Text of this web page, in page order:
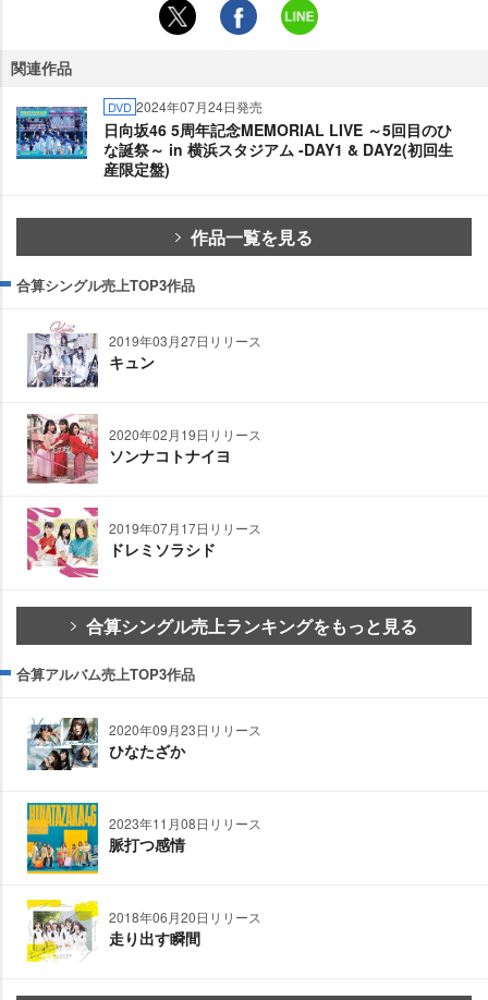
関連作品
DVD 2024年07月24日発売
日向坂46 5周年記念MEMORIAL LIVE ～5回目のひ
な誕祭～ in 横浜スタジアム -DAY1 & DAY2(初回生
産限定盤)
作品一覧を見る
合算シングル売上TOP3作品
2019年03月27日リリース
キュン
2020年02月19日リリース
ソンナコトナイヨ
2019年07月17日リリース
ドレミソラシド
合算シングル売上ランキングをもっと見る
合算アルバム売上TOP3作品
2020年09月23日リリース
ひなたざか
2023年11月08日リリース
脈打つ感情
2018年06月20日リリース
走り出す瞬間